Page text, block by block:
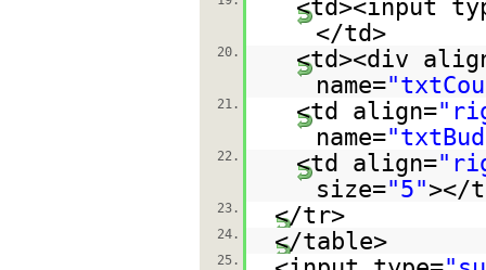
<td><input
</td>
20.
<td><div
name=
21. <td align=
name=
22. <td align=
size="5"></
23. </tr>
24. </table>
25.